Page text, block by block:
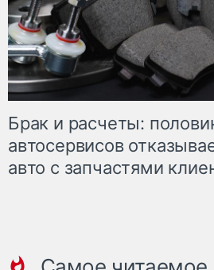
Брак и расчеты:
автосервисов
авто с запчастями